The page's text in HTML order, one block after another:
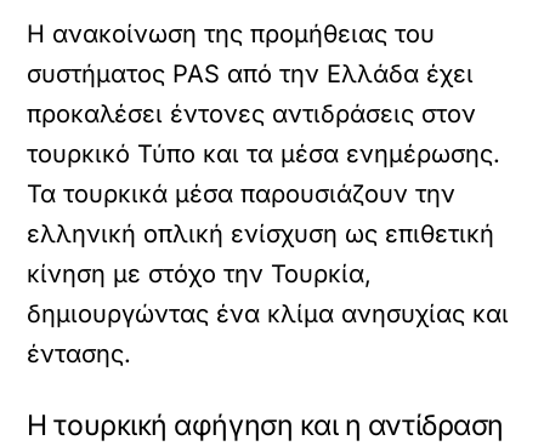
Η ανακοίνωση της προμήθειας του
συστήματος PAS από την Ελλάδα έχει
προκαλέσει έντονες αντιδράσεις στον
τουρκικό Τύπο και τα μέσα ενημέρωσης.
Τα τουρκικά μέσα παρουσιάζουν την
ελληνική οπλική ενίσχυση ως επιθετική
κίνηση με στόχο την Τουρκία,
δημιουργώντας ένα κλίμα ανησυχίας και
έντασης.
Η τουρκική αφήγηση και η αντίδραση